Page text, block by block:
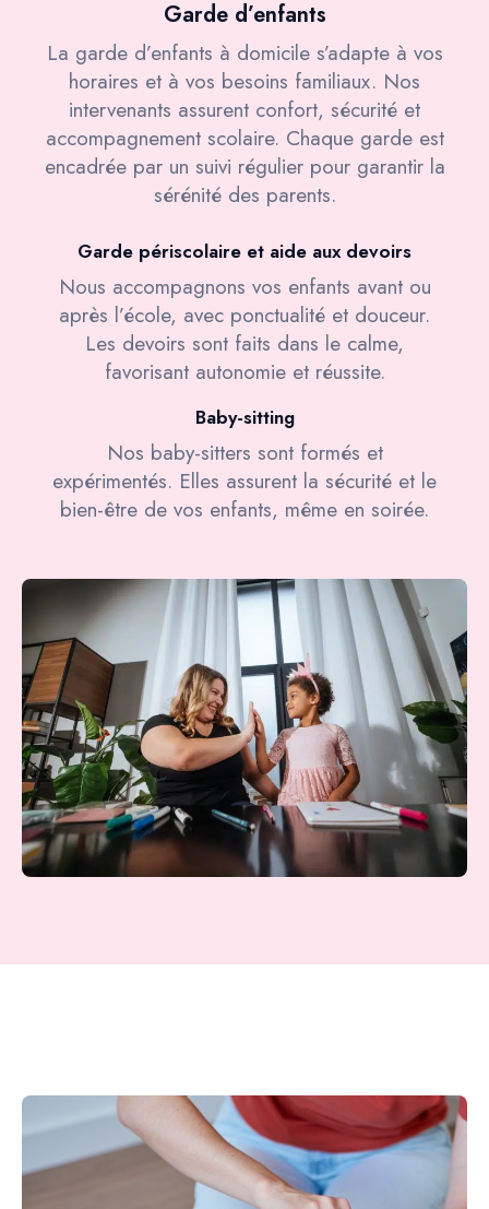
Garde d’enfants
La garde d’enfants à domicile s’adapte à vos
horaires et à vos besoins familiaux. Nos
intervenants assurent confort, sécurité et
accompagnement scolaire. Chaque garde est
encadrée par un suivi régulier pour garantir la
sérénité des parents.
Garde périscolaire et aide aux devoirs
Nous accompagnons vos enfants avant ou
après l’école, avec ponctualité et douceur.
Les devoirs sont faits dans le calme,
favorisant autonomie et réussite.
Baby-sitting
Nos baby-sitters sont formés et
expérimentés. Elles assurent la sécurité et le
bien-être de vos enfants, même en soirée.